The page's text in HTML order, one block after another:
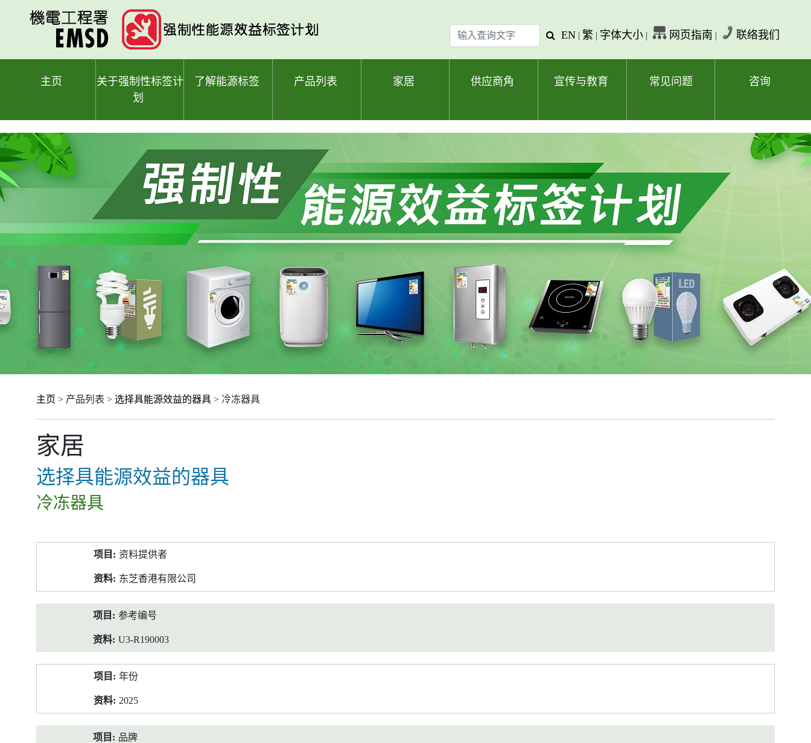
输
入
查
查
字
EN | 繁 | 字体大小 | 网页指南 | 联络我们
主页
关于强制性标签计
划
了解能源标签 产品列表 家居 供应商角 宣传与教育 常见问题 咨询
主页 > 产品列表 > 选择具能源效益的器具 > 冷冻器具
家居
选择具能源效益的器具
冷冻器具
料
资料提供者
东芝香港有限公司
参考编号
U3-R190003
年份
2025
品牌